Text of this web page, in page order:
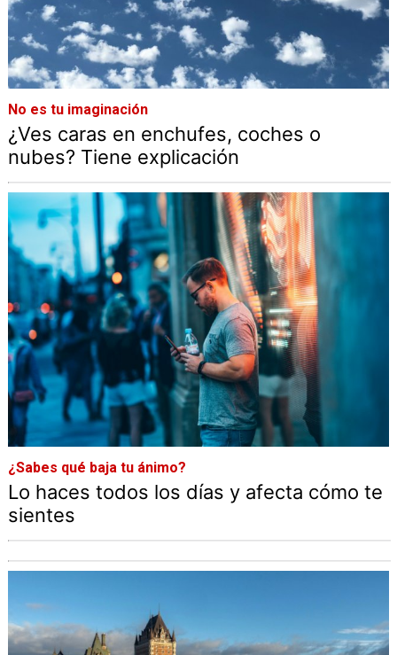
No es tu imaginación
¿Ves caras en enchufes, coches o
nubes? Tiene explicación
¿Sabes qué baja tu ánimo?
Lo haces todos los días y afecta cómo te
sientes